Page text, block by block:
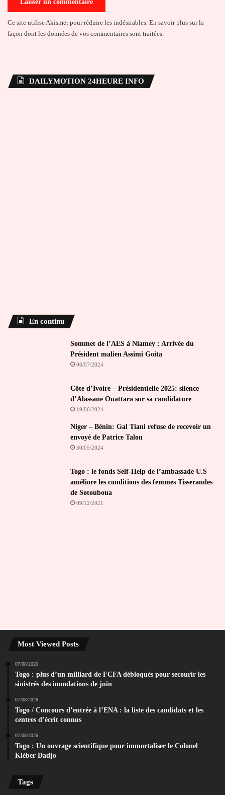
Ce site utilise Akismet pour réduire les indésirables. En savoir plus sur la
façon dont les données de vos commentaires sont traitées.
DAILYMOTION 24HEURE INFO
En continu
Sommet de l’AES à Niamey : Arrivée du
Président malien Assimi Goita
06/07/2024
Côte d’Ivoire – Présidentielle 2025: silence
d’Alassane Ouattara sur sa candidature
19/06/2024
Niger – Bénin: Gal Tiani refuse de recevoir un
envoyé de Patrice Talon
30/05/2024
Togo : le fonds Self-Help de l’ambassade U.S
améliore les conditions des femmes Tisserandes
de Sotouboua
09/12/2021
Most Viewed Posts
07/08/2026
Togo : plus d’un milliard de FCFA débloqués pour secourir les
sinistrés des inondations de juin
07/08/2026
Togo / Concours d’entrée à l’ENA : la liste des candidats et les
centres d’écrit connus
07/08/2026
Togo : Un ouvrage scientifique pour immortaliser le Colonel
Kléber Dadjo
Tags